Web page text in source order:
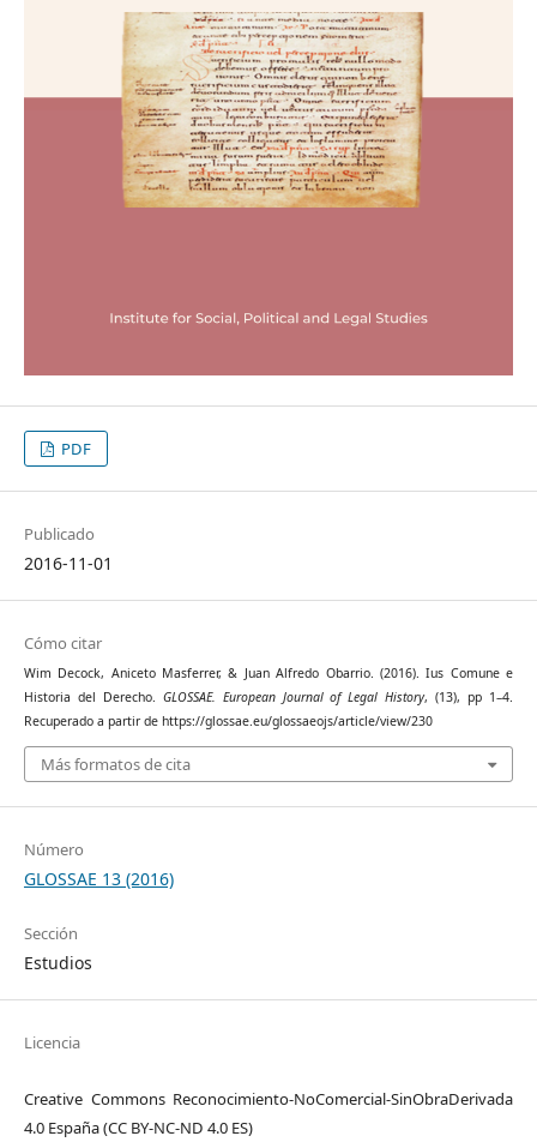
PDF
Publicado
2016-11-01
Cómo citar
Wim Decock, Aniceto Masferrer, & Juan Alfredo Obarrio. (2016). Ius Comune e
Historia del Derecho. GLOSSAE. European Journal of Legal History, (13), pp 1–4.
Recuperado a partir de https://glossae.eu/glossaeojs/article/view/230
Más formatos de cita
Número
GLOSSAE 13 (2016)
Sección
Estudios
Licencia
Creative Commons Reconocimiento-NoComercial-SinObraDerivada
4.0 España (CC BY-NC-ND 4.0 ES)